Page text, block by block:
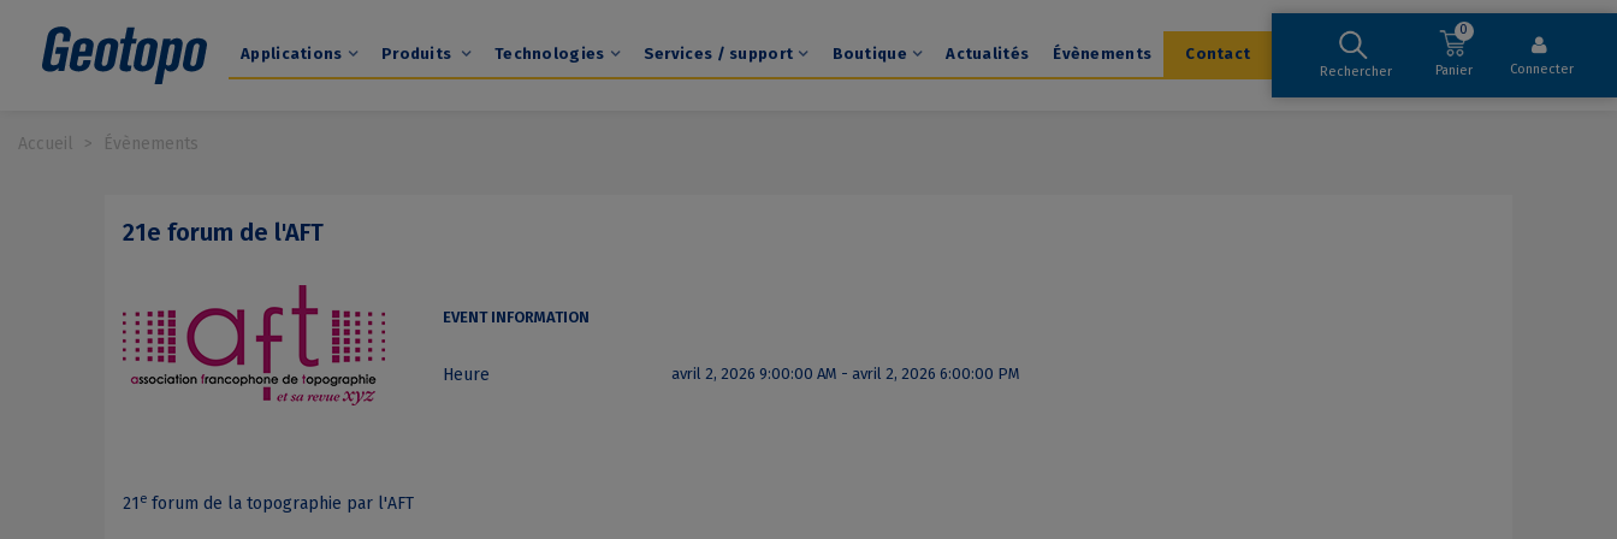
Applications Produits Technologies Services / support Boutique Actualités Évènements Contact
Rechercher Panier
0
Connecter
Accueil > Évènements
21e forum de l'AFT
EVENT INFORMATION
Heure avril 2, 2026 9:00:00 AM - avril 2, 2026 6:00:00 PM
21 e forum de la topographie par l'AFT